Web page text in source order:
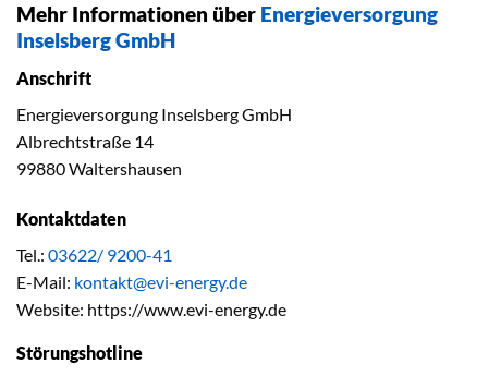
Mehr Informationen über Energieversorgung
Inselsberg GmbH
Anschrift
Energieversorgung Inselsberg GmbH
Albrechtstraße 14
99880 Waltershausen
Kontaktdaten
Tel.: 03622/ 9200-41
E-Mail: kontakt@evi-energy.de
Website: https://www.evi-energy.de
Störungshotline